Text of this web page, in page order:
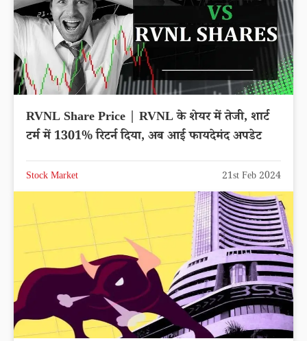
RVNL Share Price | RVNL के शेयर में तेजी, शार्ट
टर्म में 1301% रिटर्न दिया, अब आई फायदेमंद अपडेट
Stock Market 21st Feb 2024